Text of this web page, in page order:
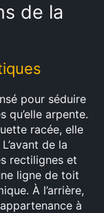
de la
pour séduire
qu’elle arpente.
racée, elle
de la
rectilignes et
ligne de toit
À l’arrière,
à